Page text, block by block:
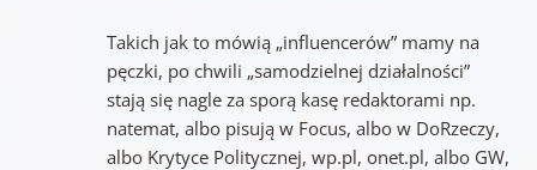
Takich jak to mówią „influencerów” mamy na
pęczki, po chwili „samodzielnej działalności”
stają się nagle za sporą kasę redaktorami np.
natemat, albo pisują w Focus, albo w DoRzeczy,
albo Krytyce Politycznej, wp.pl, onet.pl, albo GW,